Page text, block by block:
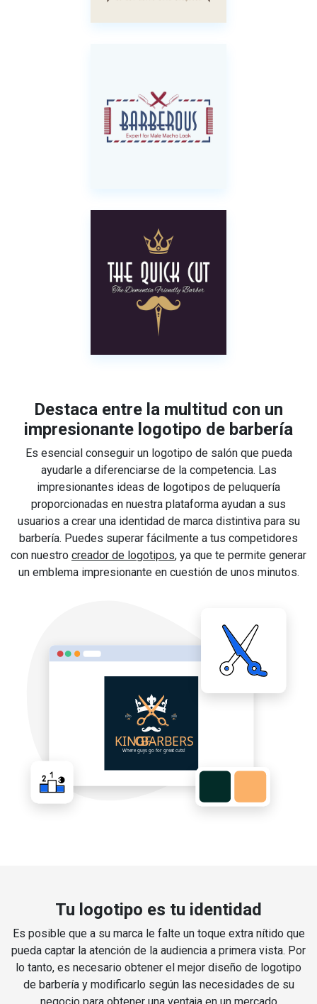
Destaca entre la multitud con un
impresionante logotipo de barbería
Es esencial conseguir un logotipo de salón que pueda
ayudarle a diferenciarse de la competencia. Las
impresionantes ideas de logotipos de peluquería
proporcionadas en nuestra plataforma ayudan a sus
usuarios a crear una identidad de marca distintiva para su
barbería. Puedes superar fácilmente a tus competidores
con nuestro creador de logotipos, ya que te permite generar
un emblema impresionante en cuestión de unos minutos.
Tu logotipo es tu identidad
Es posible que a su marca le falte un toque extra nítido que
pueda captar la atención de la audiencia a primera vista. Por
lo tanto, es necesario obtener el mejor diseño de logotipo
de barbería y modificarlo según las necesidades de su